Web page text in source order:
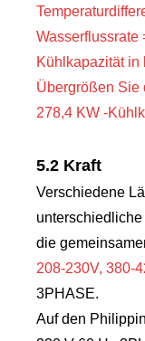
Wasserflussrate
Kühlkapazität in
Übergrößen Sie
278,4 KW -
5.2 Kraft
Verschiedene
die
208-230V, 380-
3PHASE.
Auf den